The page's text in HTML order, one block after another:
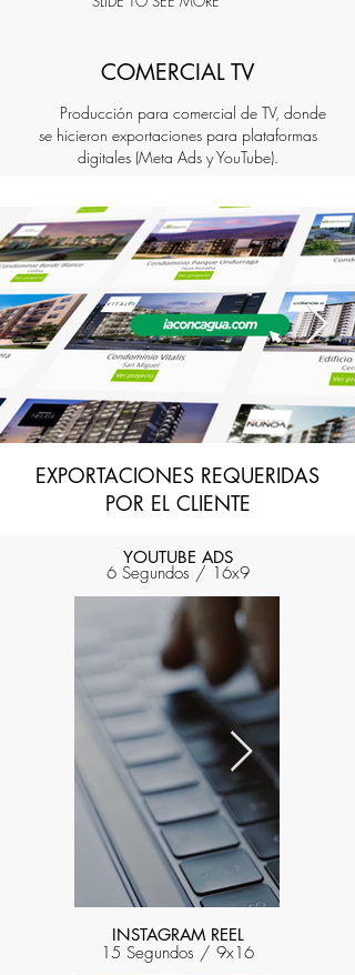
COMERCIAL TV
Producción para comercial de TV, donde
se hicieron exportaciones para plataformas
digitales (Meta Ads y YouTube).
EXPORTACIONES REQUERIDAS
POR EL CLIENTE
6 Segundos / 16x9
YOUTUBE ADS
INSTAGRAM REEL
15 Segundos / 9x16